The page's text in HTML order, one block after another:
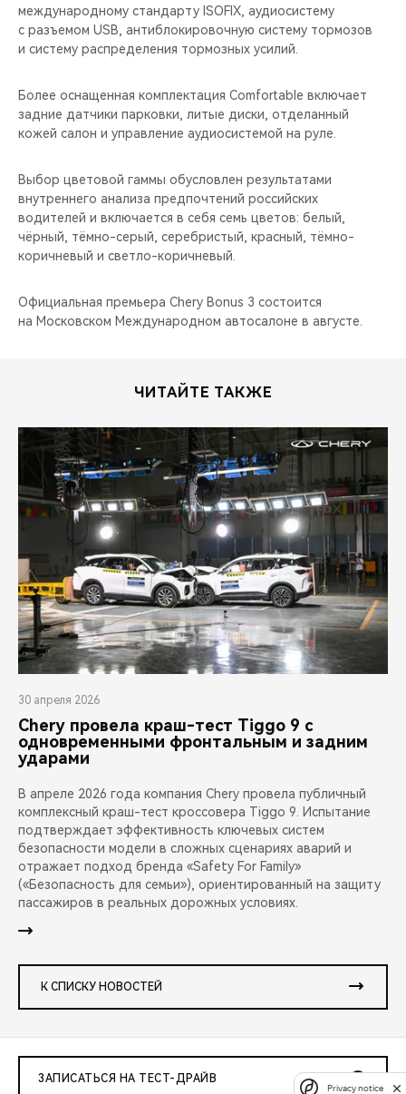
международному стандарту ISOFIX, аудиосистему
с разъемом USB, антиблокировочную систему тормозов
и систему распределения тормозных усилий.
Более оснащенная комплектация Comfortable включает
задние датчики парковки, литые диски, отделанный
кожей салон и управление аудиосистемой на руле.
Выбор цветовой гаммы обусловлен результатами
внутреннего анализа предпочтений российских
водителей и включается в себя семь цветов: белый,
чёрный, тёмно-серый, серебристый, красный, тёмно-
коричневый и светло-коричневый.
Официальная премьера Chery Bonus 3 состоится
на Московском Международном автосалоне в августе.
ЧИТАЙТЕ ТАКЖЕ
30 апреля 2026
Chery провела краш-тест Tiggo 9 с
одновременными фронтальным и задним
ударами
В апреле 2026 года компания Chery провела публичный
комплексный краш-тест кроссовера Tiggo 9. Испытание
подтверждает эффективность ключевых систем
безопасности модели в сложных сценариях аварий и
отражает подход бренда «Safety For Family»
(«Безопасность для семьи»), ориентированный на защиту
пассажиров в реальных дорожных условиях.
К СПИСКУ НОВОСТЕЙ
ЗАПИСАТЬСЯ НА ТЕСТ-ДРАЙВ
Privacy notice